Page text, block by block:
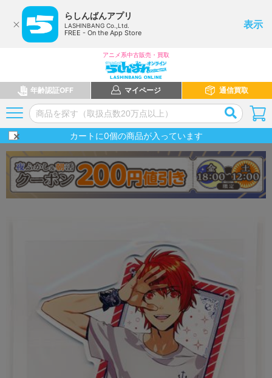
らしんばんアプリ
LASHINBANG Co.,Ltd.
FREE - On the App Store
表示
アニメ系中古販売・買取
年齢認証OFF マイページ 通信買取
カートに0個の商品が入っています